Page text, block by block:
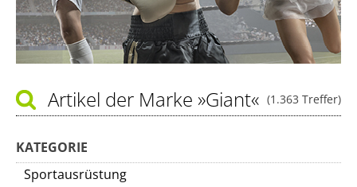
(1.363 Treffer)
Artikel der Marke »Giant«
KATEGORIE
Sportausrüstung